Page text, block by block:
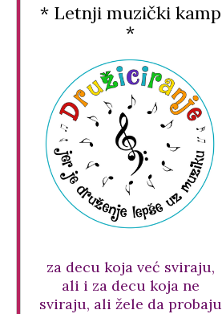
* Letnji muzički kamp
*
za decu koja već sviraju,
ali i za decu koja ne
sviraju, ali žele da probaju